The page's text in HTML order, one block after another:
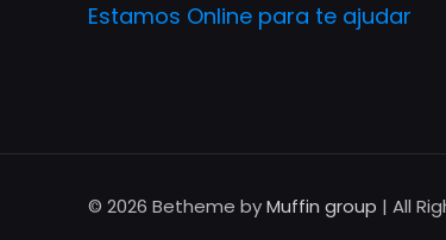
Estamos Online para te ajudar
© 2026 Betheme byMuffin group | All